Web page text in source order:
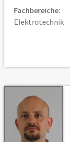
Fachbereiche:
Elektrotechnik